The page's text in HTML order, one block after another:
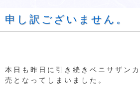
申し訳ございません。
本日も昨日に引き続きベニサザン
売となってしまいました。